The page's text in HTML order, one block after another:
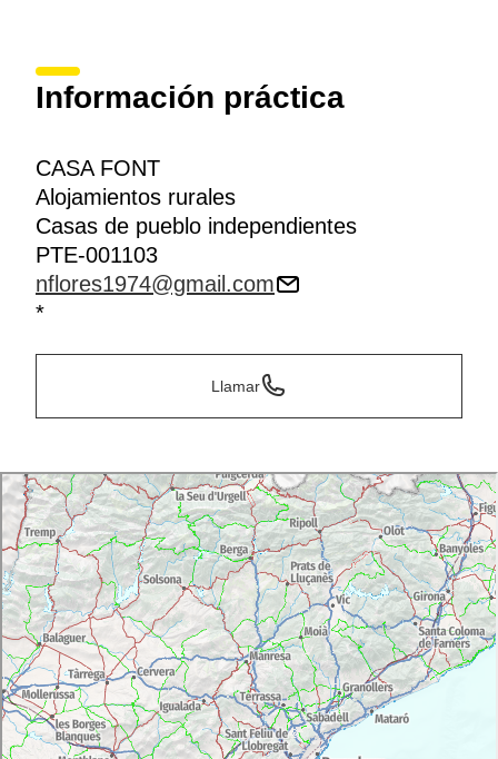
Información práctica
CASA FONT
Alojamientos rurales
Casas de pueblo independientes
PTE-001103
nflores1974@gmail.com
*
Llamar